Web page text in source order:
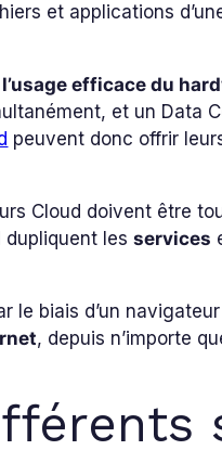
et applications
l’usage efficace du
et un Data
peuvent donc offrir
Cloud doivent être
dupliquent lesservices
le biais d’un
, depuis n’importe